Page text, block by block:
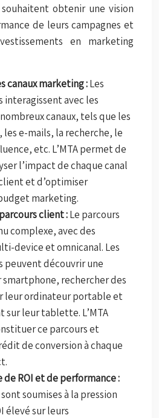
obtenir une vision
de leurs campagnes et
en marketing
canaux marketing :Les
interagissent avec les
canaux, tels que les
les e-mails, la recherche, le
etc. L’MTA permet de
l’impact de chaque canal
et d’optimiser
marketing.
client :Le parcours
complexe, avec des
device et omnicanal. Les
peuvent découvrir une
smartphone, rechercher des
leur ordinateur portable et
sur leur tablette. L’MTA
ce parcours et
de conversion à chaque
de ROI et de performance :
soumises à la pression
élevé sur leurs